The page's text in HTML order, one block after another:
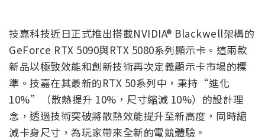
技嘉科技近日正式推出搭載NVIDIA® Blackwell架構的
GeForce RTX 5090與RTX 5080系列顯示卡。這兩款
新品以極致效能和創新技術再次定義顯示卡市場的標
準。技嘉在其最新的RTX 50系列中，秉持“進化
10%”（散熱提升 10%，尺寸縮減 10%）的設計理
念，透過技術突破將散熱效能提升至新高度，同時縮
減卡身尺寸，為玩家帶來全新的電競體驗。